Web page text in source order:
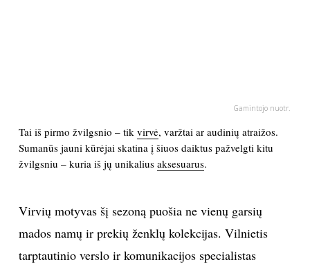
POLITIKA
LAISVALAIKIS
KINAS
Gamintojo nuotr.
Tai iš pirmo žvilgsnio – tik virvė, varžtai ar audinių atraižos.
Sumanūs jauni kūrėjai skatina į šiuos daiktus pažvelgti kitu
žvilgsniu – kuria iš jų unikalius aksesuarus.
Virvių motyvas šį sezoną puošia ne vienų garsių
mados namų ir prekių ženklų kolekcijas. Vilnietis
tarptautinio verslo ir komunikacijos specialistas